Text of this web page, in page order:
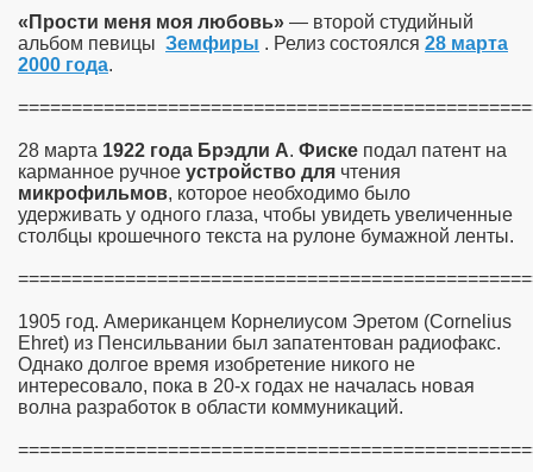
«Прости меня моя любовь» — второй студийный
альбом певицы Земфиры . Релиз состоялся 28 марта
2000 года.
28 марта 1922 года Брэдли А. Фиске подал патент на
карманное ручное устройство для чтения
микрофильмов, которое необходимо было
удерживать у одного глаза, чтобы увидеть увеличенные
столбцы крошечного текста на рулоне бумажной ленты.
1905 год. Американцем Корнелиусом Эретом (Cornelius
Ehret) из Пенсильвании был запатентован радиофакс.
Однако долгое время изобретение никого не
интересовало, пока в 20-х годах не началась новая
волна разработок в области коммуникаций.